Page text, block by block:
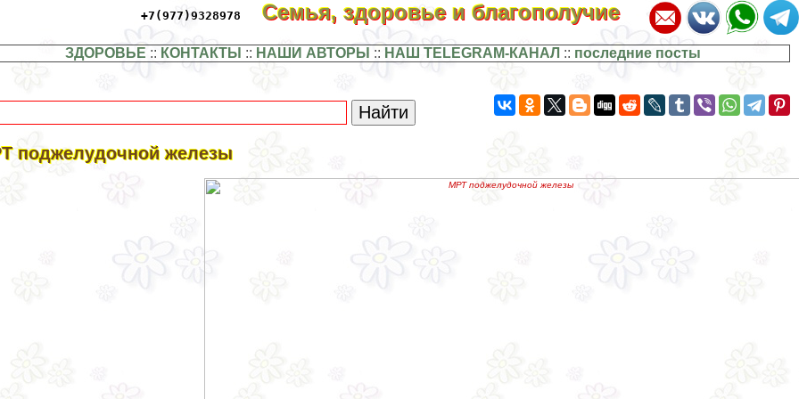
+7(977)9328978 Семья, здоровье и благополучие
ЗДОРОВЬЕ :: КОНТАКТЫ :: НАШИ АВТОРЫ :: НАШ TELEGRAM-КАНАЛ :: последние посты
поджелудочной железы